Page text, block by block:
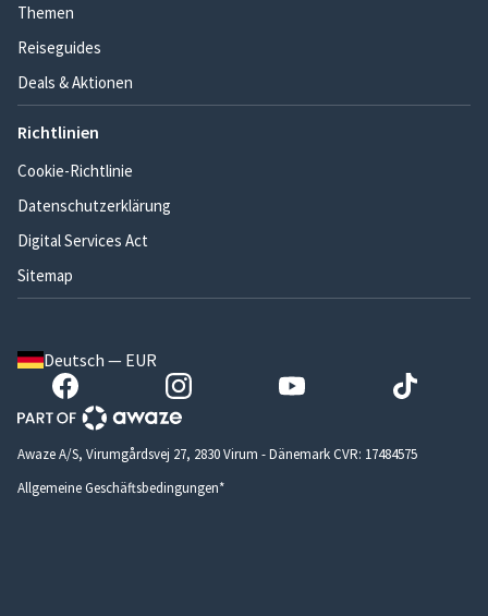
Themen
Reiseguides
Deals & Aktionen
Richtlinien
Cookie-Richtlinie
Datenschutzerklärung
Digital Services Act
Sitemap
Deutsch — EUR
Awaze A/S, Virumgårdsvej 27, 2830 Virum - Dänemark CVR: 17484575
Allgemeine Geschäftsbedingungen*